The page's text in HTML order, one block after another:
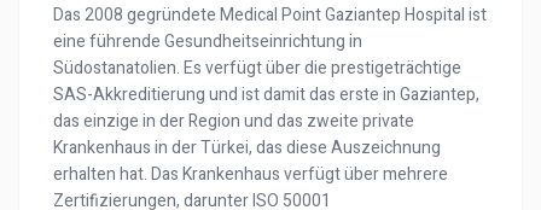
Das 2008 gegründete Medical Point Gaziantep Hospital ist
eine führende Gesundheitseinrichtung in
Südostanatolien. Es verfügt über die prestigeträchtige
SAS-Akkreditierung und ist damit das erste in Gaziantep,
das einzige in der Region und das zweite private
Krankenhaus in der Türkei, das diese Auszeichnung
erhalten hat. Das Krankenhaus verfügt über mehrere
Zertifizierungen, darunter ISO 50001